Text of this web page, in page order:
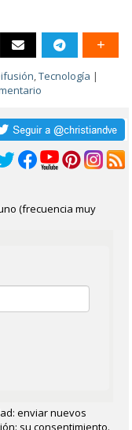
,Tecnología |
(frecuencia muy
enviar nuevos